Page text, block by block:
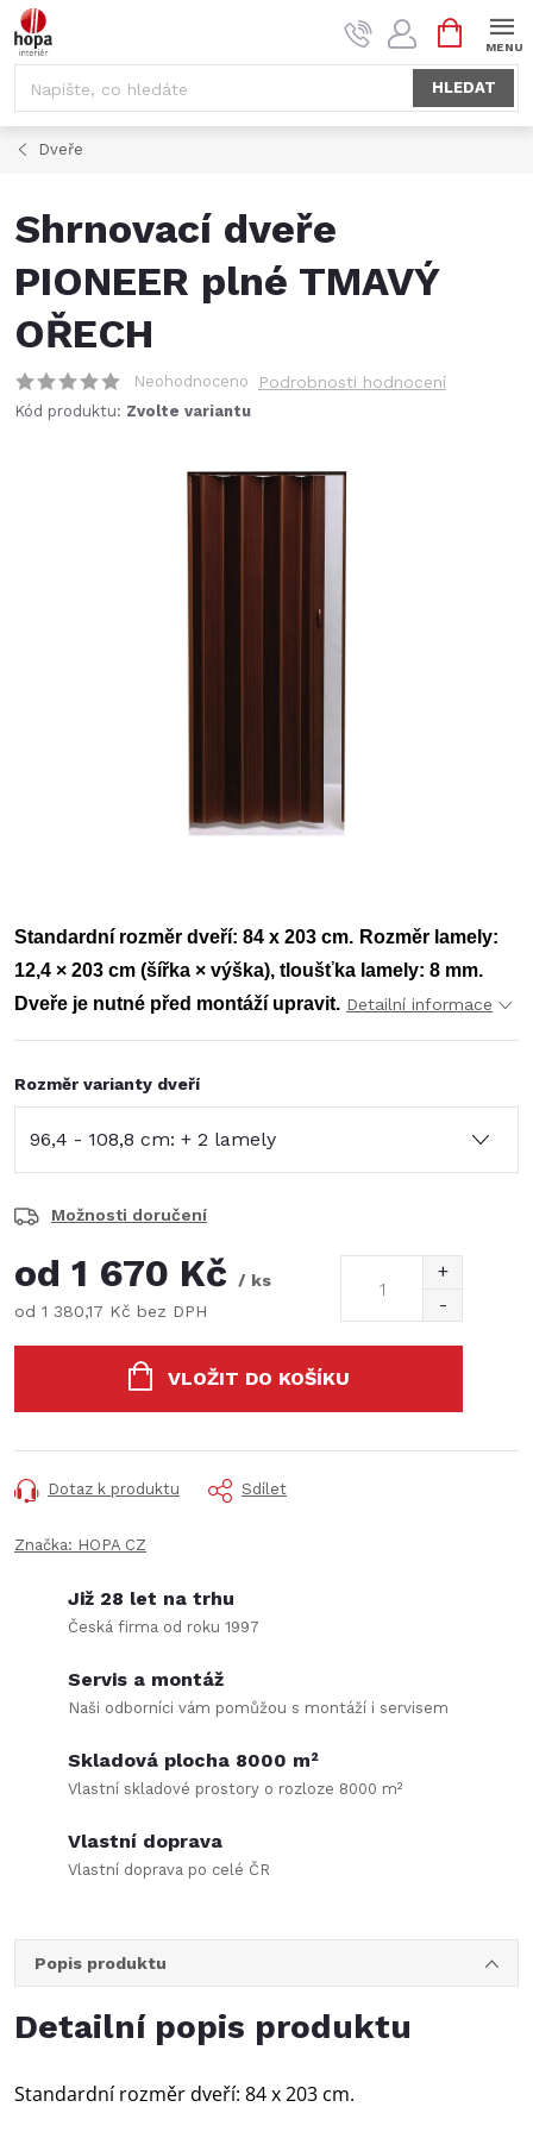
Přejít
na
HLEDAT
NÁKUPNÍ
KOŠÍK
Dveře
Shrnovací dveře
PIONEER plné TMAVÝ
OŘECH
Neohodnoceno Podrobnosti hodnocení
Kód produktu: Zvolte variantu
‎Standardní rozměr dveří: 84 x 203 cm. Rozměr lamely:
12,4 × 203 cm (šířka × výška), tloušťka lamely: 8 mm.
Dveře je nutné před montáží upravit. Detailní informace
Rozměr varianty dveří
Možnosti doručení
od 1 670 Kč
/ ks
od 1 380,17 Kč bez DPH
VLOŽIT DO KOŠÍKU
Dotaz k produktu Sdílet
Značka: HOPA CZ
Již 28 let na trhu
Česká firma od roku 1997
Servis a montáž
Naši odborníci vám pomůžou s montáží i servisem
Skladová plocha 8000 m²
Vlastní skladové prostory o rozloze 8000 m²
Vlastní doprava
Vlastní doprava po celé ČR
Popis produktu
Detailní popis produktu
‎Standardní rozměr dveří: 84 x 203 cm.